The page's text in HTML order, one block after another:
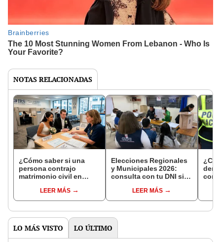
NOTAS RELACIONADAS
¿Cómo saber si una
persona contrajo
matrimonio civil en
LEER MÁS
Elecciones Regionales
y Municipales 2026:
consulta con tu DNI si
de mesa para este 4 de
octubre en el link oficial
LEER MÁS
con
LO MÁS VISTO LO ÚLTIMO